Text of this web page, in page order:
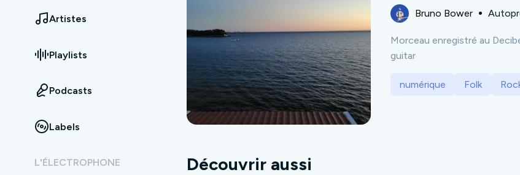
Artistes
Playlists
Podcasts
Labels
L'ÉLECTROPHONE
Bruno Bower
Morceau enregistré au
guitar
numérique Folk
Découvrir aussi